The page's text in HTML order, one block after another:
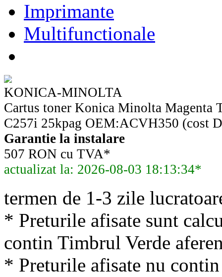
Imprimante
Multifunctionale
KONICA-MINOLTA
Cartus toner Konica Minolta Magenta
C257i 25kpag OEM:ACVH350 (cost
Garantie la instalare
507 RON cu TVA*
actualizat la: 2026-08-03 18:13:34*
termen de 1-3 zile
* Preturile afisate sunt
contin Timbrul Verde
* Preturile afisate nu